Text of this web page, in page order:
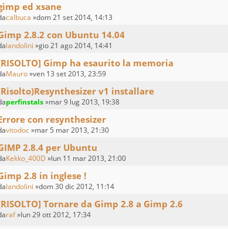
ed xsane
calbuca »dom 21 set 2014, 14:13
2.8.2 con Ubuntu 14.04
landolini »gio 21 ago 2014, 14:41
Gimp ha esaurito la memoria
Mauro»ven 13 set 2013, 23:59
v1 installare
perfinstals»mar 9 lug 2013, 19:38
con resynthesizer
vitodoc»mar 5 mar 2013, 21:30
2.8.4 per Ubuntu
Kekko_400D »lun 11 mar 2013, 21:00
2.8 in inglese !
landolini »dom 30 dic 2012, 11:14
Tornare da Gimp 2.8 a Gimp 2.6
raf»lun 29 ott 2012, 17:34